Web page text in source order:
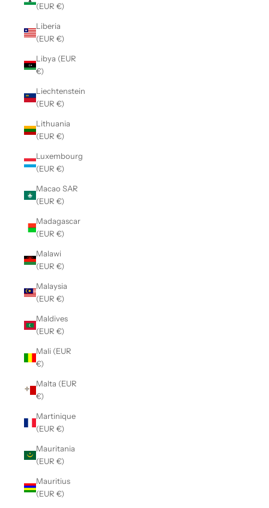
(EUR €)
Liberia
(EUR €)
Libya (EUR
€)
Liechtenstein
(EUR €)
Lithuania
(EUR €)
Luxembourg
(EUR €)
Macao SAR
(EUR €)
Madagascar
(EUR €)
Malawi
(EUR €)
Malaysia
(EUR €)
Maldives
(EUR €)
Mali (EUR
€)
Malta (EUR
€)
Martinique
(EUR €)
Mauritania
(EUR €)
Mauritius
(EUR €)